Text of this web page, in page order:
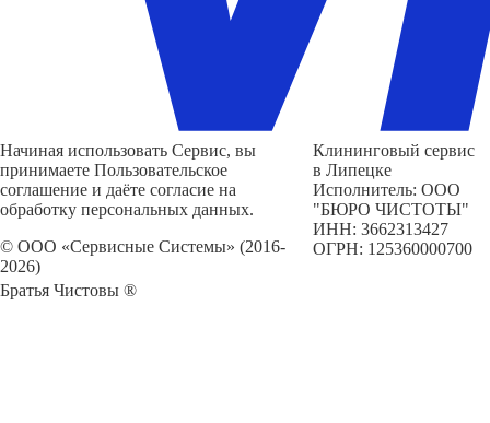
Начиная использовать Сервис, вы
принимаете Пользовательское
соглашение и даёте согласие на
обработку персональных данных.
© ООО «Сервисные Системы» (2016-
2026)
Братья Чистовы ®
Клининговый сервис
в Липецке
Исполнитель: ООО
"БЮРО ЧИСТОТЫ"
ИНН: 3662313427
ОГРН: 125360000700